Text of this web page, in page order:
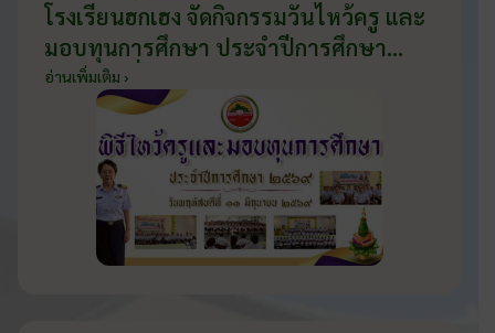
โรงเรียนฮกเฮง จัดกิจกรรมวันไหว้ครู และ
มอบทุนการศึกษา ประจำปีการศึกษา
2569 วันที่ 11 มิถุนายน 2569
อ่านเพิ่มเติม ›